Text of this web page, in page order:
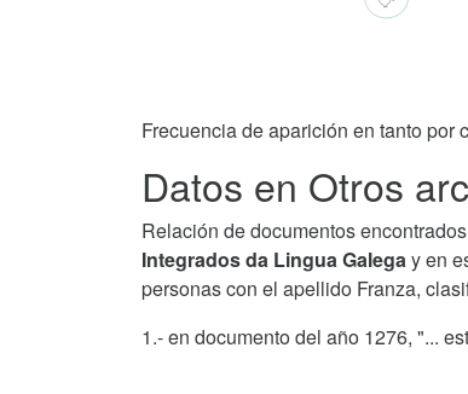
Frecuencia de aparición en tanto
Datos en Otros
Relación de documentos
Integrados da Lingua Galegay en
personas con el apellido Franza,
1.- en documento del año 1276, "...